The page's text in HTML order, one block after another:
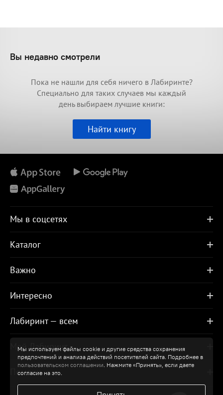
Мы используем файлы cookie и другие средства сохранения
предпочтений и анализа действий посетителей сайта. Подробнее в
пользовательском соглашении. Нажмите «Принять», если даете
согласие на это.
Вы недавно смотрели
Пока не нашли для себя ничего в Лабиринте?
Специально для таких случаев мы каждый
день выбираем лучшие книги:
Найти книгу
Мы в соцсетях
Каталог
Важно
Интересно
Лабиринт — всем
Мой Лабиринт
Помощь